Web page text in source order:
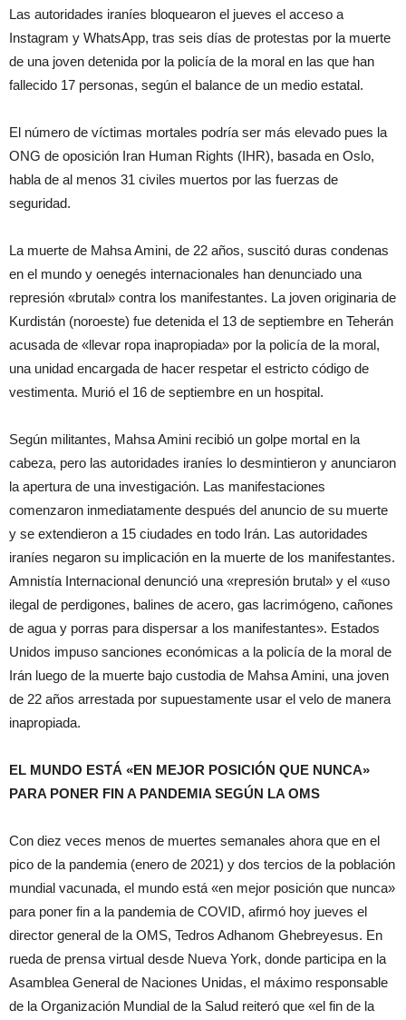
Las autoridades iraníes bloquearon el jueves el acceso a
Instagram y WhatsApp, tras seis días de protestas por la muerte
de una joven detenida por la policía de la moral en las que han
fallecido 17 personas, según el balance de un medio estatal.
El número de víctimas mortales podría ser más elevado pues la
ONG de oposición Iran Human Rights (IHR), basada en Oslo,
habla de al menos 31 civiles muertos por las fuerzas de
seguridad.
La muerte de Mahsa Amini, de 22 años, suscitó duras condenas
en el mundo y oenegés internacionales han denunciado una
represión «brutal» contra los manifestantes. La joven originaria de
Kurdistán (noroeste) fue detenida el 13 de septiembre en Teherán
acusada de «llevar ropa inapropiada» por la policía de la moral,
una unidad encargada de hacer respetar el estricto código de
vestimenta. Murió el 16 de septiembre en un hospital.
Según militantes, Mahsa Amini recibió un golpe mortal en la
cabeza, pero las autoridades iraníes lo desmintieron y anunciaron
la apertura de una investigación. Las manifestaciones
comenzaron inmediatamente después del anuncio de su muerte
y se extendieron a 15 ciudades en todo Irán. Las autoridades
iraníes negaron su implicación en la muerte de los manifestantes.
Amnistía Internacional denunció una «represión brutal» y el «uso
ilegal de perdigones, balines de acero, gas lacrimógeno, cañones
de agua y porras para dispersar a los manifestantes». Estados
Unidos impuso sanciones económicas a la policía de la moral de
Irán luego de la muerte bajo custodia de Mahsa Amini, una joven
de 22 años arrestada por supuestamente usar el velo de manera
inapropiada.
EL MUNDO ESTÁ «EN MEJOR POSICIÓN QUE NUNCA»
PARA PONER FIN A PANDEMIA SEGÚN LA OMS
Con diez veces menos de muertes semanales ahora que en el
pico de la pandemia (enero de 2021) y dos tercios de la población
mundial vacunada, el mundo está «en mejor posición que nunca»
para poner fin a la pandemia de COVID, afirmó hoy jueves el
director general de la OMS, Tedros Adhanom Ghebreyesus. En
rueda de prensa virtual desde Nueva York, donde participa en la
Asamblea General de Naciones Unidas, el máximo responsable
de la Organización Mundial de la Salud reiteró que «el fin de la